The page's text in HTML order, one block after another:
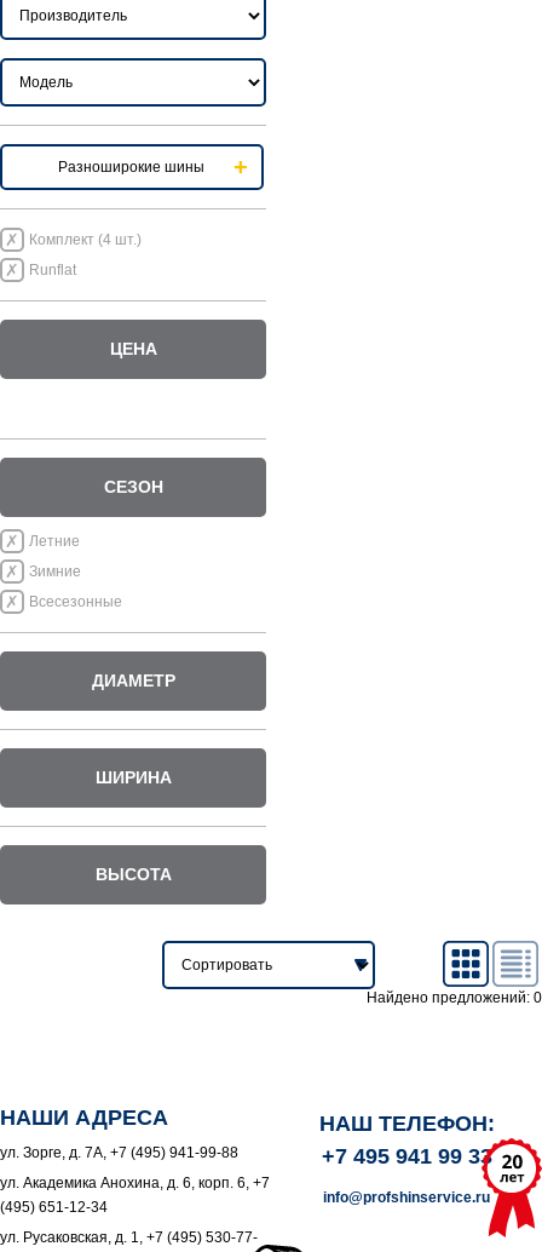
Разноширокие шины
Комплект (4 шт.)
Runflat
ЦЕНА
СЕЗОН
Летние
Зимние
Всесезонные
ДИАМЕТР
ШИРИНА
ВЫСОТА
Найдено предложений: 0
НАШИ АДРЕСА
ул. Зорге, д. 7А, +7 (495) 941-99-88
ул. Академика Анохина, д. 6, корп. 6, +7
(495) 651-12-34
ул. Русаковская, д. 1, +7 (495) 530-77-
НАШ ТЕЛЕФОН:
+7 495 941 99 33
info@profshinservice.ru